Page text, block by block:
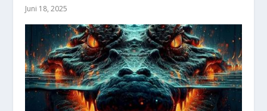
Juni 18, 2025